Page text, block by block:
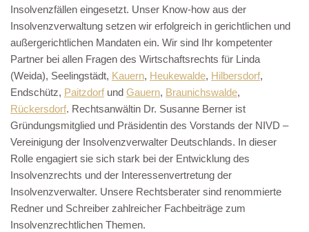
Insolvenzfällen eingesetzt. Unser Know-how aus der
Insolvenzverwaltung setzen wir erfolgreich in gerichtlichen und
außergerichtlichen Mandaten ein. Wir sind Ihr kompetenter
Partner bei allen Fragen des Wirtschaftsrechts für Linda
(Weida), Seelingstädt, Kauern, Heukewalde, Hilbersdorf,
Endschütz, Paitzdorfund Gauern, Braunichswalde,
Rückersdorf. Rechtsanwältin Dr. Susanne Berner ist
Gründungsmitglied und Präsidentin des Vorstands der NIVD –
Vereinigung der Insolvenzverwalter Deutschlands. In dieser
Rolle engagiert sie sich stark bei der Entwicklung des
Insolvenzrechts und der Interessenvertretung der
Insolvenzverwalter. Unsere Rechtsberater sind renommierte
Redner und Schreiber zahlreicher Fachbeiträge zum
Insolvenzrechtlichen Themen.